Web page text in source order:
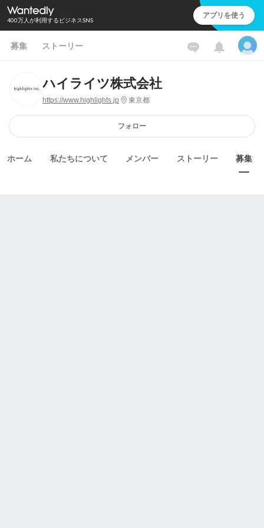
400万人が利用するビジネスSNS アプリを使う
募集 ストーリー
ハイライツ株式会社
https://www.highlights.jp 東京都
フォロー
ホーム 私たちについて メンバー ストーリー 募集